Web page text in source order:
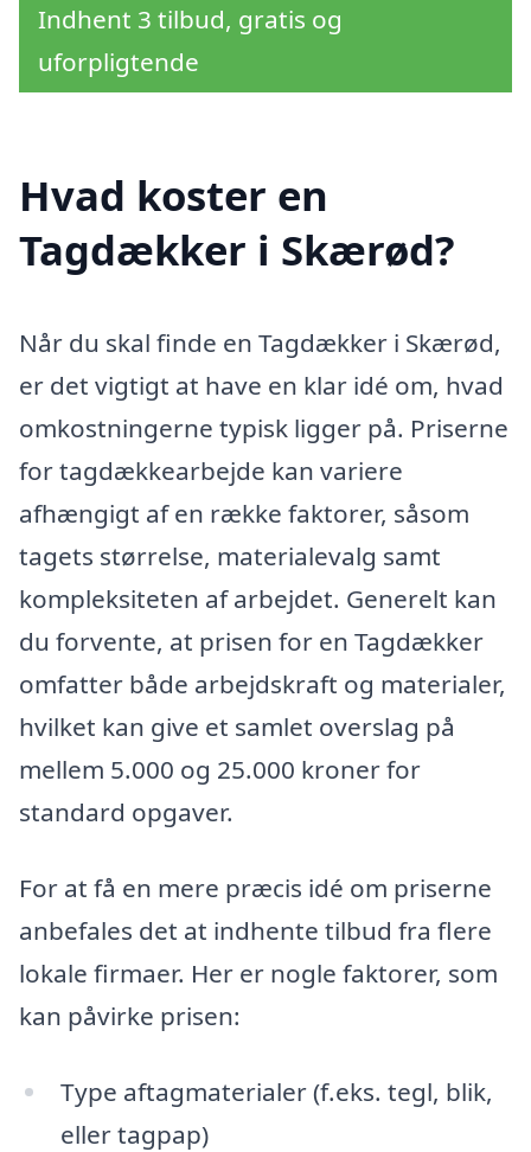
Indhent 3 tilbud, gratis og
uforpligtende
Hvad koster en
Tagdækker i Skærød?
Når du skal finde en Tagdækker i Skærød,
er det vigtigt at have en klar idé om, hvad
omkostningerne typisk ligger på. Priserne
for tagdækkearbejde kan variere
afhængigt af en række faktorer, såsom
tagets størrelse, materialevalg samt
kompleksiteten af arbejdet. Generelt kan
du forvente, at prisen for en Tagdækker
omfatter både arbejdskraft og materialer,
hvilket kan give et samlet overslag på
mellem 5.000 og 25.000 kroner for
standard opgaver.
For at få en mere præcis idé om priserne
anbefales det at indhente tilbud fra flere
lokale firmaer. Her er nogle faktorer, som
kan påvirke prisen:
Type aftagmaterialer (f.eks. tegl, blik,
eller tagpap)